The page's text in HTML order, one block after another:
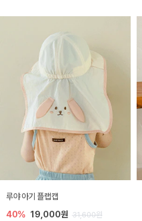
루야 아기 플랩캡
40% 19,000원 31,600원